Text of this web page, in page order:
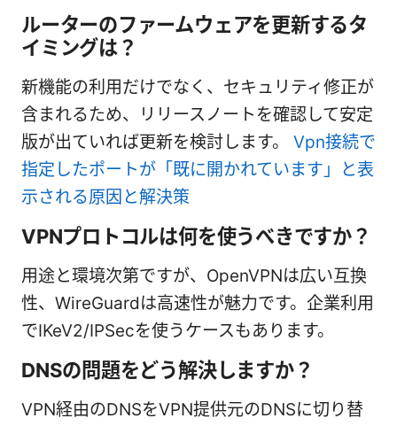
ルーターのファームウェアを更新するタ
イミングは？
新機能の利用だけでなく、セキュリティ修正が
含まれるため、リリースノートを確認して安定
版が出ていれば更新を検討します。 Vpn接続で
指定したポートが「既に開かれています」と表
示される原因と解決策
VPNプロトコルは何を使うべきですか？
用途と環境次第ですが、OpenVPNは広い互換
性、WireGuardは高速性が魅力です。企業利用
でIKeV2/IPSecを使うケースもあります。
DNSの問題をどう解決しますか？
VPN経由のDNSをVPN提供元のDNSに切り替